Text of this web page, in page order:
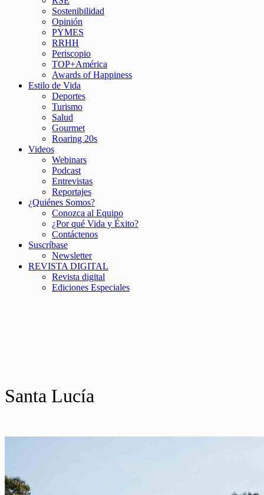
Sostenibilidad
Opinión
PYMES
RRHH
Periscopio
TOP+América
Awards of Happiness
Estilo de Vida
Deportes
Turismo
Salud
Gourmet
Roaring 20s
Videos
Webinars
Podcast
Entrevistas
Reportajes
¿Quiénes Somos?
Conozca al Equipo
¿Por qué Vida y Éxito?
Contáctenos
Suscríbase
Newsletter
REVISTA DIGITAL
Revista digital
Ediciones Especiales
Santa Lucía